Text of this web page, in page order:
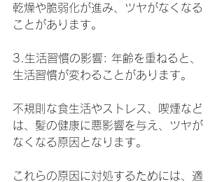
乾燥や脆弱化が進み、ツヤがなくなる
ことがあります。
3.生活習慣の影響: 年齢を重ねると、
生活習慣が変わることがあります。
不規則な食生活やストレス、喫煙など
は、髪の健康に悪影響を与え、ツヤが
なくなる原因となります。
これらの原因に対処するためには、適